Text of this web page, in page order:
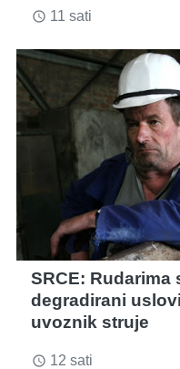
access_time 11 sati
SRCE: Rudarima
degradirani
uvoznik struje
access_time 12 sati